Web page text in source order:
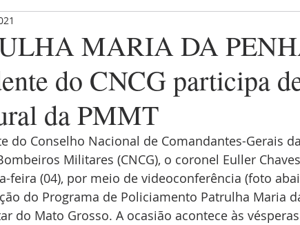
MARIA DA
do CNCG participa
da PMMT
do Conselho Nacional de Comandantes-Gerais
Militares (CNCG), o coronel Euller
feira (04), por meio de videoconferência (foto
do Programa de Policiamento Patrulha Maria
do Mato Grosso. A ocasião acontece às